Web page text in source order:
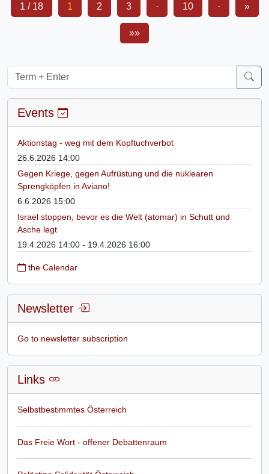
1 / 18 1 2 3 · 10 · »
»»
Events
Aktionstag - weg mit dem Kopftuchverbot
26.6.2026 14:00
Gegen Kriege, gegen Aufrüstung und die nuklearen
Sprengköpfen in Aviano!
6.6.2026 15:00
Israel stoppen, bevor es die Welt (atomar) in Schutt und
Asche legt
19.4.2026 14:00 - 19.4.2026 16:00
the Calendar
Newsletter
Go to newsletter subscription
Links
Selbstbestimmtes Österreich
Das Freie Wort - offener Debattenraum